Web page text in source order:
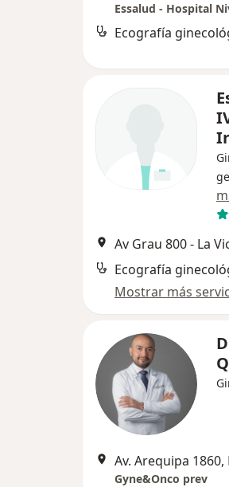
Ecografía
Av Grau 800 - La
Ecografía
Mostrar más
Av. Arequipa 1860,
Gyne&Onco prev